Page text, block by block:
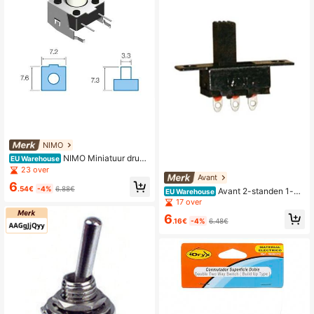
NIMO
EU Warehouse NIMO Miniatuur drukk
nop23 over
6.54€ -4% 6.88€
Avant
EU Warehouse Avant 2-standen 1-cir
cuit schuifschakelaar
17 over
6.16€ -4% 6.48€